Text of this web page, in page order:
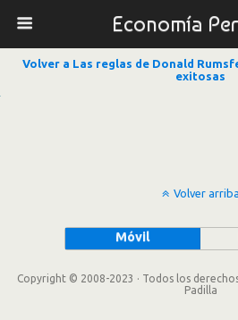
Economía
Volver a Las reglas de Donald
exitosas
Volver arriba
Móvil
Copyright © 2008-2023 · Todos los
Padilla